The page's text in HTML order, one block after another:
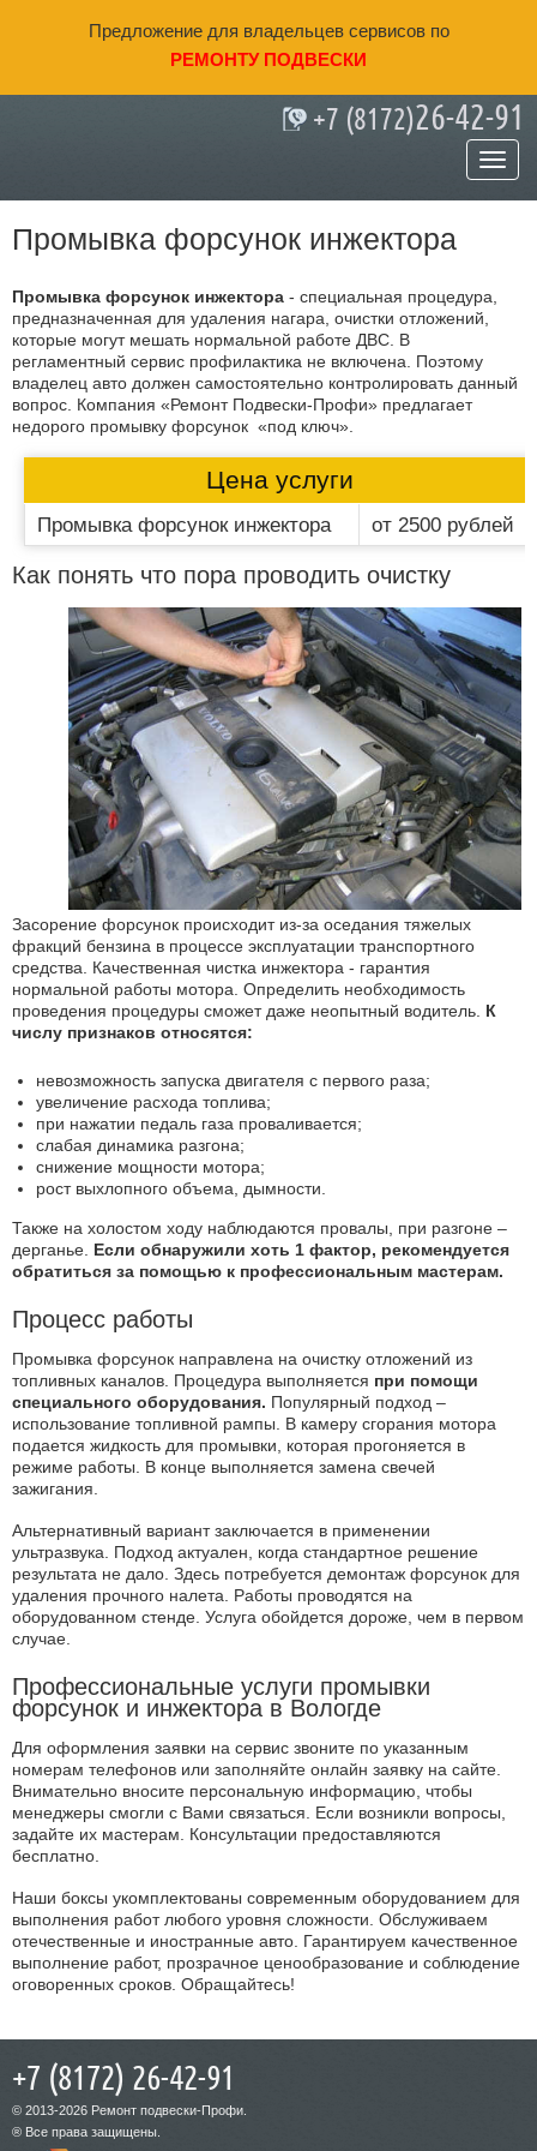
Предложение для владельцев сервисов по
РЕМОНТУ ПОДВЕСКИ
+7 (8172)26-42-91
Промывка форсунок инжектора
Промывка форсунок инжектора - специальная процедура,
предназначенная для удаления нагара, очистки отложений,
которые могут мешать нормальной работе ДВС. В
регламентный сервис профилактика не включена. Поэтому
владелец авто должен самостоятельно контролировать данный
вопрос. Компания «Ремонт Подвески-Профи» предлагает
недорого промывку форсунок «под ключ».
Цена услуги
Промывка форсунок инжектора от 2500 рублей
Как понять что пора проводить oчистку
Засорение форсунок происходит из-за оседания тяжелых
фракций бензина в процессе эксплуатации транспортного
средства. Качественная чистка инжектора - гарантия
нормальной работы мотора. Определить необходимость
проведения процедуры сможет даже неопытный водитель. К
числу признаков относятся:
невозможность запуска двигателя с первого раза;
увеличение расхода топлива;
при нажатии педаль газа проваливается;
слабая динамика разгона;
снижение мощности мотора;
рост выхлопного объема, дымности.
Также на холостом ходу наблюдаются провалы, при разгоне –
дерганье. Если обнаружили хоть 1 фактор, рекомендуется
обратиться за помощью к профессиональным мастерам.
Процесс работы
Промывка форсунок направлена на очистку отложений из
топливных каналов. Процедура выполняется при помощи
специального оборудования. Популярный подход –
использование топливной рампы. В камеру сгорания мотора
подается жидкость для промывки, которая прогоняется в
режиме работы. В конце выполняется замена свечей
зажигания.
Альтернативный вариант заключается в применении
ультразвука. Подход актуален, когда стандартное решение
результата не дало. Здесь потребуется демонтаж форсунок для
удаления прочного налета. Работы проводятся на
оборудованном стенде. Услуга обойдется дороже, чем в первом
случае.
Профессиональные услуги промывки
форсунок и инжектора в Вологде
Для оформления заявки на сервис звоните по указанным
номерам телефонов или заполняйте онлайн заявку на сайте.
Внимательно вносите персональную информацию, чтобы
менеджеры смогли с Вами связаться. Если возникли вопросы,
задайте их мастерам. Консультации предоставляются
бесплатно.
Наши боксы укомплектованы современным оборудованием для
выполнения работ любого уровня сложности. Обслуживаем
отечественные и иностранные авто. Гарантируем качественное
выполнение работ, прозрачное ценообразование и соблюдение
оговоренных сроков. Обращайтесь!
© 2013-2026 Ремонт подвески-Профи.
® Все права защищены.
+7 (8172) 26-42-91